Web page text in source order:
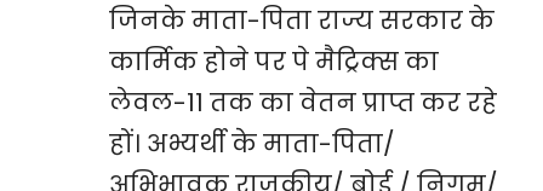
जिनके माता-पिता राज्य सरकार के
कार्मिक होने पर पे मैट्रिक्स का
लेवल-11 तक का वेतन प्राप्त कर रहे
हों। अभ्यर्थी के माता-पिता/